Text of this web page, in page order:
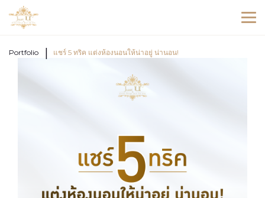
Portfolio แชร์ 5 ทริค แต่งห้องนอนให้น่าอยู่ น่านอน!